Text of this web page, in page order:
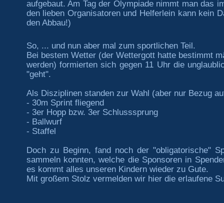
aufgebaut. Am Tag der Olympiade nimmt man das
den lieben Organisatoren und Helferlein kann kein
den Abbau!)
So, ... und nun aber mal zum sportlichen Teil.
Bei bestem Wetter (der Wettergott hatte bestimmt
werden) formierten sich gegen 11 Uhr die
"geht".
Als Disziplinen standen zur Wahl (aber nur Bezug
- 30m Sprint fliegend
- 3er Hopp bzw. 3er Schlusssprung
- Ballwurf
- Staffel
Doch zu Beginn, fand noch der "obligatorische"
sammeln konnten, welche die Sponsoren in
es kommt alles unseren Kindern wieder zu Gute.
Mit großem Stolz vermelden wir hier die erlaufene